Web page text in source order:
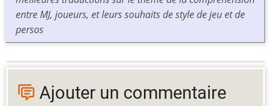
entre MJ, joueurs, et leurs souhaits de style de jeu et de
persos
Ajouter un commentaire